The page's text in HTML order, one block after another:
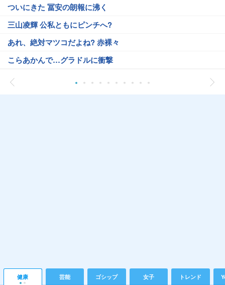
ついにきた 冨安の朗報に沸く
三山凌輝 公私ともにピンチへ?
あれ、絶対マツコだよね? 赤裸々
こらあかんで…グラドルに衝撃
健康 芸能 ゴシップ 女子 トレンド